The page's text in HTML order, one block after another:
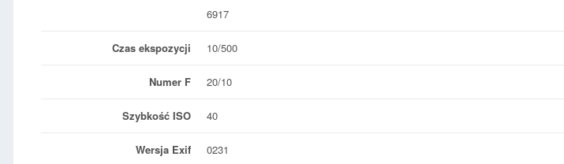
6917
Czas ekspozycji 10/500
Numer F 20/10
Szybkość ISO 40
Wersja Exif 0231